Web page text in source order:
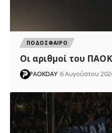
ΠΟΔΟΣΦΑΙΡΟ
Oι αριθμοί του
PAOKDAY 6 Αυγούστου